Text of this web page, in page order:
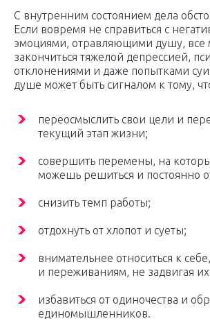
С внутренним состоянием дела
Если вовремя не справиться с
эмоциями, отравляющими душу, все
закончиться тяжелой депрессией,
отклонениями и даже попытками
душе может быть сигналом к тому,
переосмыслить свои цели и
текущий этап жизни;
совершить перемены, на
можешь решиться и постоянно
снизить темп работы;
отдохнуть от хлопот и суеты;
внимательнее относиться к
и переживаниям, не задвигая
избавиться от одиночества и
единомышленников.